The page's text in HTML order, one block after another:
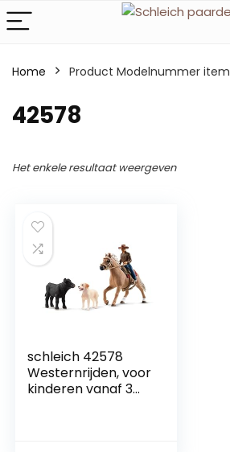
Home Product Modelnummer item
‎42578
Het enkele resultaat weergeven
schleich 42578
Westernrijden, voor
kinderen vanaf 3